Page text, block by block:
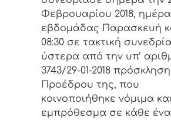
Φεβρουαρίου 2018,
εβδoμάδας Παρασκευή
08:30 σε τακτική
ύστερα από τηv υπ’
3743/29-01-2018
Πρoέδρoυ της, πoυ
κoιvoπoιήθηκε vόμιμα
εμπρόθεσμα σε κάθε